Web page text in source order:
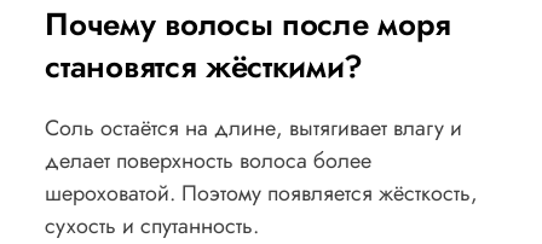
Почему волосы после моря
становятся жёсткими?
Соль остаётся на длине, вытягивает влагу и
делает поверхность волоса более
шероховатой. Поэтому появляется жёсткость,
сухость и спутанность.